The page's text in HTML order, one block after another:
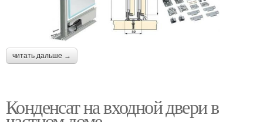
читать дальше →
Конденсат на входной двери в